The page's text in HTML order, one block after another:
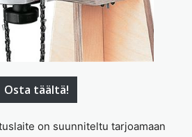
Osta täältä!
on suunniteltu tarjoamaan